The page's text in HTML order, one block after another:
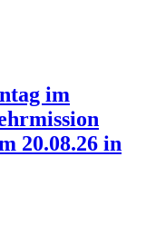
im
20.08.26 in